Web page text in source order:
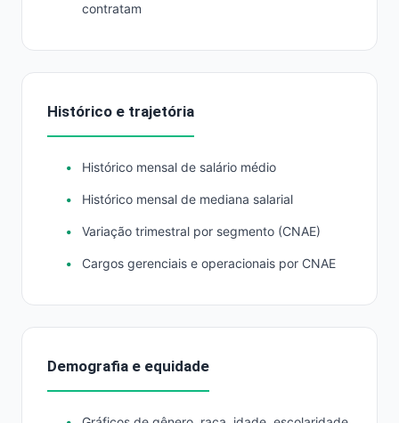
contratam
Histórico e trajetória
Histórico mensal de salário médio
Histórico mensal de mediana salarial
Variação trimestral por segmento (CNAE)
Cargos gerenciais e operacionais por CNAE
Demografia e equidade